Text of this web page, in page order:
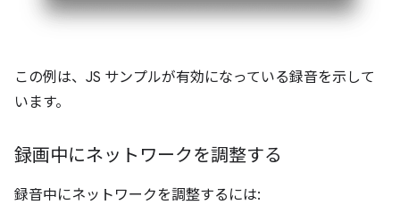
この例は、JS サンプルが有効になっている録音を示して
います。
録画中にネットワークを調整する
録音中にネットワークを調整するには: